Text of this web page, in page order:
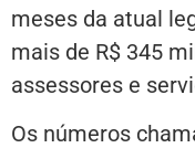
meses da atual
mais de R$ 345
assessores e
Os números